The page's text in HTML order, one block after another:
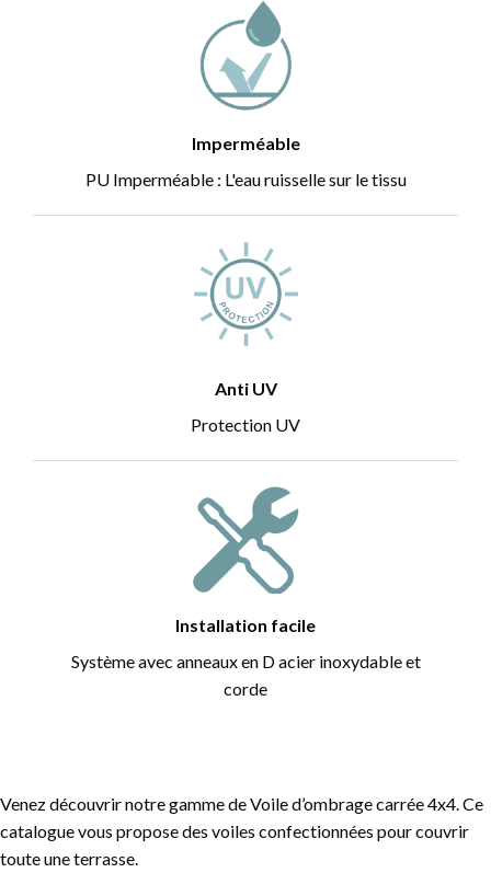
Imperméable
PU Imperméable : L'eau ruisselle sur le tissu
Anti UV
Protection UV
Installation facile
Système avec anneaux en D acier inoxydable et
corde
Venez découvrir notre gamme de Voile d’ombrage carrée 4x4. Ce
catalogue vous propose des voiles confectionnées pour couvrir
toute une terrasse.